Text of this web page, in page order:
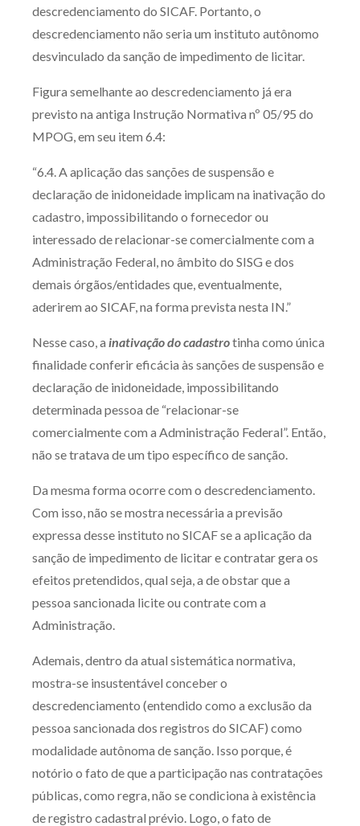
descredenciamento do SICAF. Portanto, o
descredenciamento não seria um instituto autônomo
desvinculado da sanção de impedimento de licitar.
Figura semelhante ao descredenciamento já era
previsto na antiga Instrução Normativa nº 05/95 do
MPOG, em seu item 6.4:
“6.4. A aplicação das sanções de suspensão e
declaração de inidoneidade implicam na inativação do
cadastro, impossibilitando o fornecedor ou
interessado de relacionar-se comercialmente com a
Administração Federal, no âmbito do SISG e dos
demais órgãos/entidades que, eventualmente,
aderirem ao SICAF, na forma prevista nesta IN.”
Nesse caso, a inativação do cadastrotinha como única
finalidade conferir eficácia às sanções de suspensão e
declaração de inidoneidade, impossibilitando
determinada pessoa de “relacionar-se
comercialmente com a Administração Federal”. Então,
não se tratava de um tipo específico de sanção.
Da mesma forma ocorre com o descredenciamento.
Com isso, não se mostra necessária a previsão
expressa desse instituto no SICAF se a aplicação da
sanção de impedimento de licitar e contratar gera os
efeitos pretendidos, qual seja, a de obstar que a
pessoa sancionada licite ou contrate com a
Administração.
Ademais, dentro da atual sistemática normativa,
mostra-se insustentável conceber o
descredenciamento (entendido como a exclusão da
pessoa sancionada dos registros do SICAF) como
modalidade autônoma de sanção. Isso porque, é
notório o fato de que a participação nas contratações
públicas, como regra, não se condiciona à existência
de registro cadastral prévio. Logo, o fato de